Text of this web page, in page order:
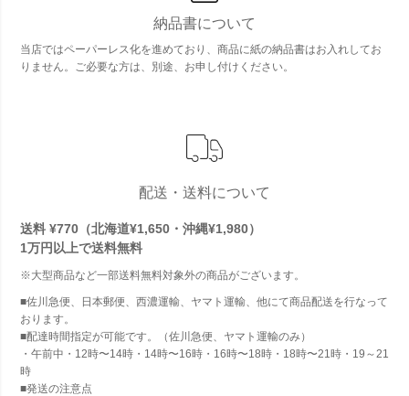
納品書について
当店ではペーパーレス化を進めており、商品に紙の納品書はお入れしてお
りません。ご必要な方は、別途、お申し付けください。
配送・送料について
送料 ¥770（北海道¥1,650・沖縄¥1,980）
1万円以上で送料無料
※大型商品など一部送料無料対象外の商品がございます。
■佐川急便、日本郵便、西濃運輸、ヤマト運輸、他にて商品配送を行なって
おります。
■配達時間指定が可能です。（佐川急便、ヤマト運輸のみ）
・午前中・12時〜14時・14時〜16時・16時〜18時・18時〜21時・19～21
時
■発送の注意点